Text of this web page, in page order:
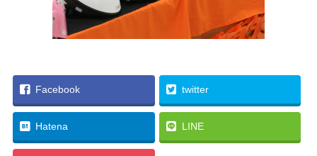
Facebook twitter
Hatena LINE